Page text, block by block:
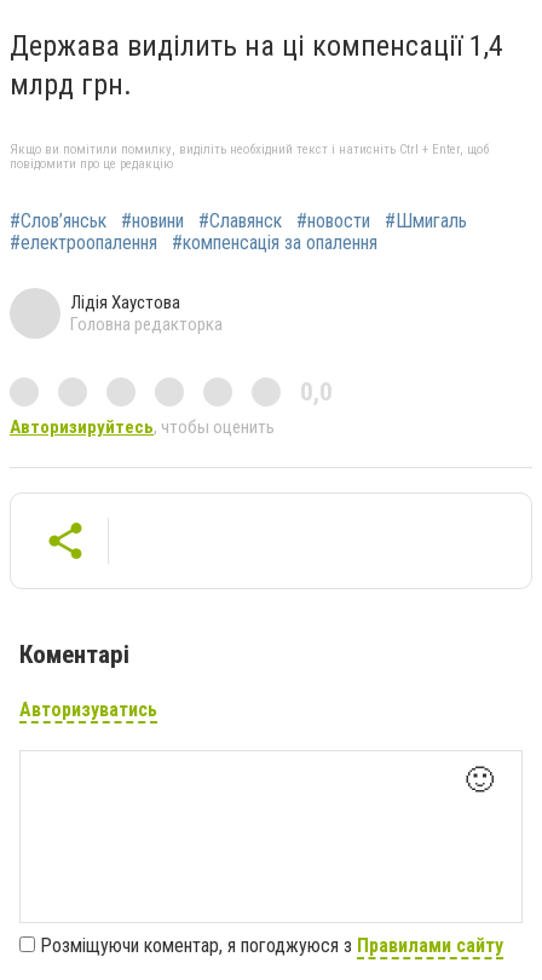
Держава виділить на ці компенсації 1,4
млрд грн.
Якщо ви помітили помилку, виділіть необхідний текст і натисніть Ctrl + Enter, щоб
повідомити про це редакцію
#Слов’янськ #новини #Славянск #новости
#Шмигаль
#електроопалення
#компенсація за опалення
Лідія Хаустова
Головна редакторка
0,0
Авторизируйтесь, чтобы оценить
Коментарі
Авторизуватись
🙂
Розміщуючи коментар, я погоджуюся з Правилами сайту